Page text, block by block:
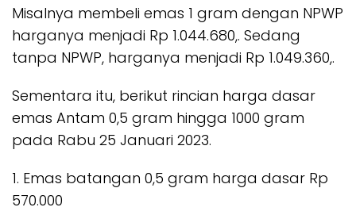
Misalnya membeli emas 1 gram dengan NPWP
harganya menjadi Rp 1.044.680,. Sedang
tanpa NPWP, harganya menjadi Rp 1.049.360,.
Sementara itu, berikut rincian harga dasar
emas Antam 0,5 gram hingga 1000 gram
pada Rabu 25 Januari 2023.
1. Emas batangan 0,5 gram harga dasar Rp
570.000